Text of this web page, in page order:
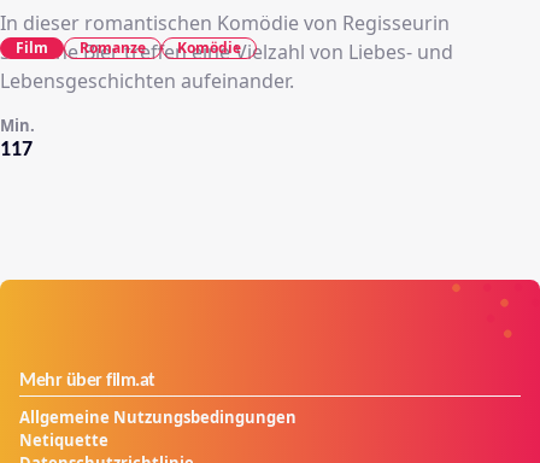
In dieser romantischen Komödie von Regisseurin
Susanne Bier treffen eine Vielzahl von Liebes- und
Lebensgeschichten aufeinander.
117
Min.
Film Romanze Komödie
Mehr über film.at
Allgemeine Nutzungsbedingungen
Netiquette